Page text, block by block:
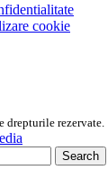
cookie
drepturile rezervate.
Search